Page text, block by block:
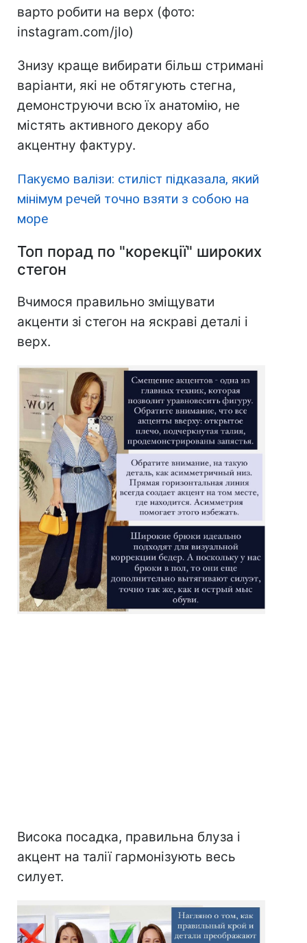
варто робити на верх (фото:
instagram.com/jlo)
Знизу краще вибирати більш стримані
варіанти, які не обтягують стегна,
демонструючи всю їх анатомію, не
містять активного декору або
акцентну фактуру.
Пакуємо валізи: стиліст підказала, який
мінімум речей точно взяти з собою на
море
Топ порад по "корекції" широких
стегон
Вчимося правильно зміщувати
акценти зі стегон на яскраві деталі і
верх.
Висока посадка, правильна блуза і
акцент на талії гармонізують весь
силует.